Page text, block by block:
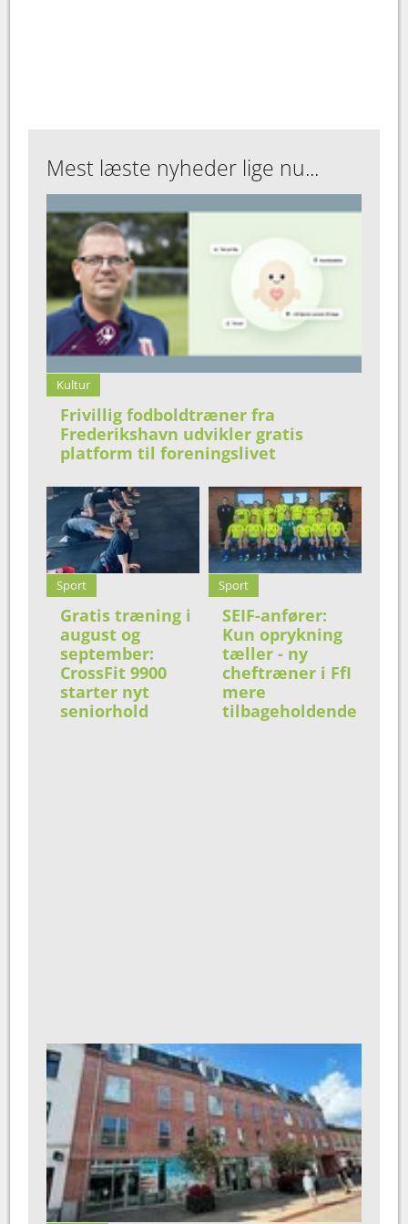
Mest læste nyheder lige nu...
Kultur
Frivillig fodboldtræner fra
Frederikshavn udvikler gratis
platform til foreningslivet
Sport
Gratis træning i
august og
september:
CrossFit 9900
starter nyt
seniorhold
Sport
SEIF-anfører:
Kun oprykning
tæller - ny
cheftræner i FfI
mere
tilbageholdende